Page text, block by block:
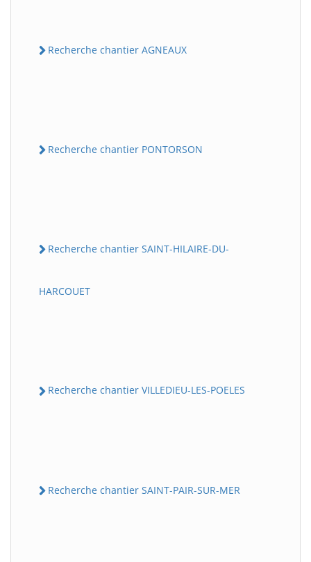
Recherche chantier AGNEAUX
Recherche chantier PONTORSON
Recherche chantier SAINT-HILAIRE-DU-
HARCOUET
Recherche chantier VILLEDIEU-LES-POELES
Recherche chantier SAINT-PAIR-SUR-MER